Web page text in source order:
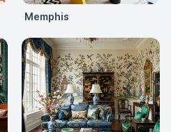
Memphis